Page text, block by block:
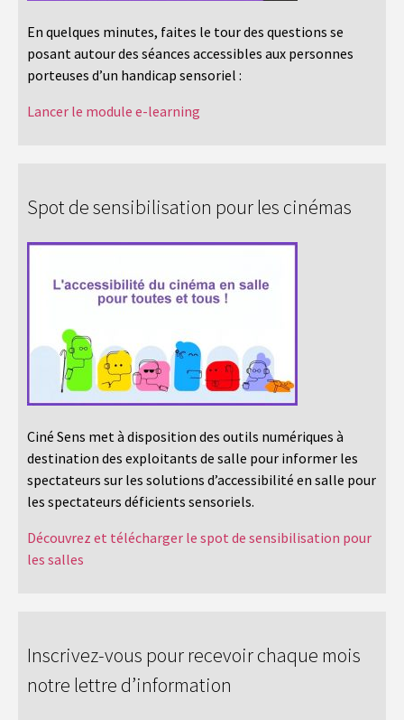
En quelques minutes, faites le tour des questions se
posant autour des séances accessibles aux personnes
porteuses d’un handicap sensoriel :
Lancer le module e-learning
Spot de sensibilisation pour les cinémas
Ciné Sens met à disposition des outils numériques à
destination des exploitants de salle pour informer les
spectateurs sur les solutions d’accessibilité en salle pour
les spectateurs déficients sensoriels.
Découvrez et télécharger le spot de sensibilisation pour
les salles
Inscrivez-vous pour recevoir chaque mois
notre lettre d’information